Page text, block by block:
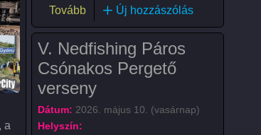
Tovább(A Mandalóri és Grogu premier a
Új hozzászólás
a
V. Nedfishing Páros
Csónakos Pergető
verseny
Dátum: 2026. május 10. (vasárnap)
Helyszín: